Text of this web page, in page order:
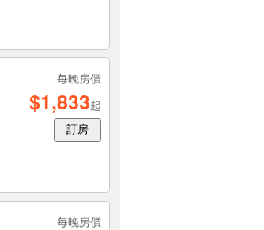
每晚房價
$1,833起
訂房
每晚房價